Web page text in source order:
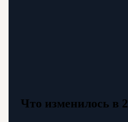
Что изменилось в